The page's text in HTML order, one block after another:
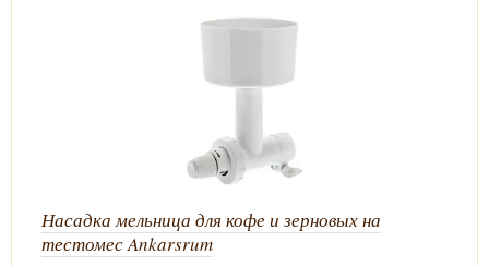
Насадка мельница для кофе и зерновых на
тестомес Ankarsrum